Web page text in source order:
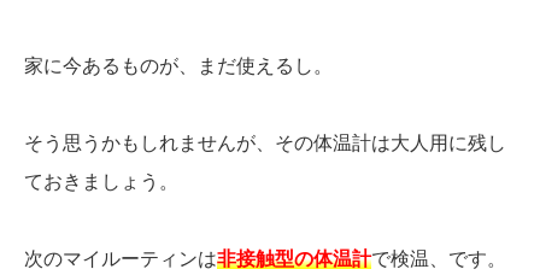
家に今あるものが、まだ使えるし。
そう思うかもしれませんが、その体温計は大人用に残し
ておきましょう。
次のマイルーティンは非接触型の体温計で検温、です。